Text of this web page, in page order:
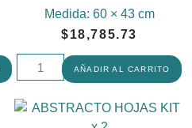
Medida: 60 × 43 cm
$18,785.73
AÑADIR AL CARRITO